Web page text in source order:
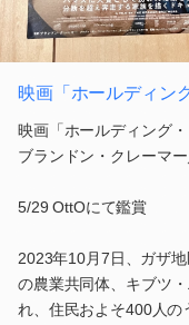
映画「ホールディン
映画「ホールディング・
ブランドン・クレーマ
5/29 OttOにて鑑賞
2023年10月7日、ガザ
の農業共同体、キブツ
れ、住民およそ400人